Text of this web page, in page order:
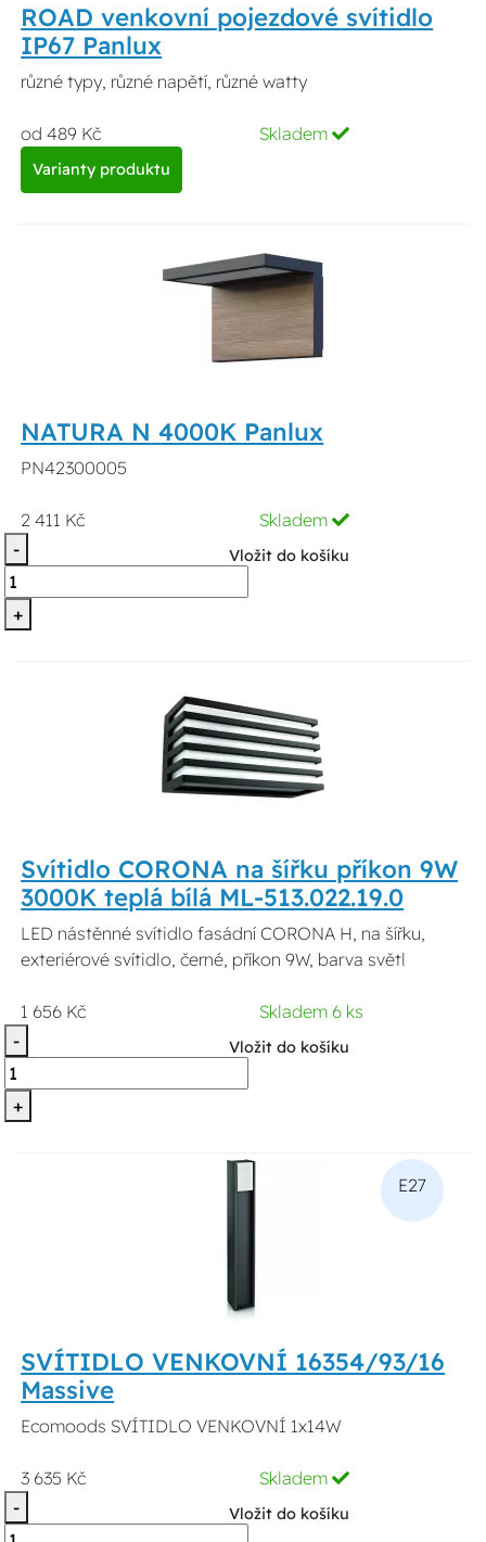
ROAD venkovní pojezdové svítidlo
IP67 Panlux
různé typy, různé napětí, různé watty
od 489 Kč Skladem
Varianty produktu
NATURA N 4000K Panlux
PN42300005
2 411 Kč
Skladem
-
+
Vložit do košíku
Svítidlo CORONA na šířku příkon 9W
3000K teplá bílá ML-513.022.19.0
LED nástěnné svítidlo fasádní CORONA H, na šířku,
exteriérové svítidlo, černé, příkon 9W, barva světl
1 656 Kč
Skladem 6 ks
-
+
Vložit do košíku
E27
SVÍTIDLO VENKOVNÍ 16354/93/16
Massive
Ecomoods SVÍTIDLO VENKOVNÍ 1x14W
3 635 Kč
Skladem
-
Vložit do košíku